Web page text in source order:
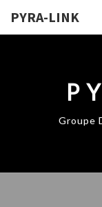
PYRA-LINK
Groupe